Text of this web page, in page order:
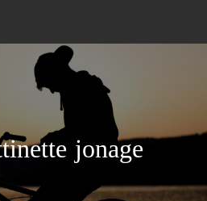
jonage